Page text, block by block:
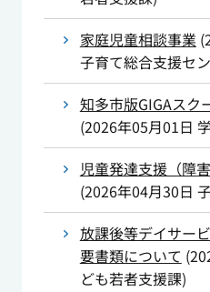
家庭児童相談事業 (
子育て総合支援セ
知多市版GIGAスク
(2026年05月01日
児童発達支援（障
(2026年04月30日
放課後等デイサー
要書類について (
ども若者支援課)